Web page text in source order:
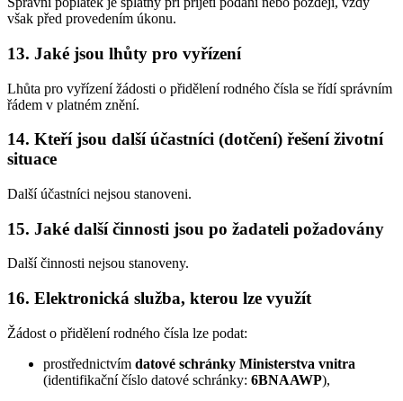
však před provedením úkonu.
13. Jaké jsou lhůty pro vyřízení
Lhůta pro vyřízení žádosti o přidělení rodného čísla se řídí správním
řádem v platném znění.
14. Kteří jsou další účastníci (dotčení) řešení životní
situace
Další účastníci nejsou stanoveni.
15. Jaké další činnosti jsou po žadateli požadovány
Další činnosti nejsou stanoveny.
16. Elektronická služba, kterou lze využít
Žádost o přidělení rodného čísla lze podat:
prostřednictvím datové schránky Ministerstva vnitra
(identifikační číslo datové schránky: 6BNAAWP),